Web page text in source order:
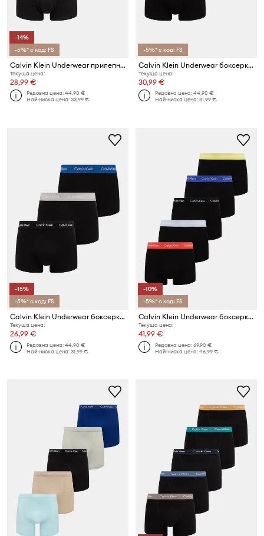
-14%
-5%* с код: FS
Calvin Klein Underwear прилепнали боксерки мъжки 3 броя
Текуща цена:
28,99 €
Редовна цена:44,90 €
Най-ниска цена:33,99 €
-5%* с код: FS
Calvin Klein Underwear боксерки мъжки от памук с еластан 3 броя
Текуща цена:
30,99 €
Редовна цена:44,90 €
Най-ниска цена:31,99 €
-15%
-5%* с код: FS
Calvin Klein Underwear боксерки мъжки от памук с еластан 3 броя
Текуща цена:
26,99 €
Редовна цена:44,90 €
Най-ниска цена:31,99 €
-10%
-5%* с код: FS
Calvin Klein Underwear боксерки мъжки от памук с еластан 5 броя
Текуща цена:
41,99 €
Редовна цена:69,90 €
Най-ниска цена:46,99 €